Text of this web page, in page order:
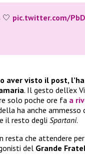
🤍 pic.twitter.com/
aver visto il post,
. Il gesto dell’ex
solo poche ore fa a
ha anche ammesso
il resto degli Spartani.
resta che attendere
del Grande